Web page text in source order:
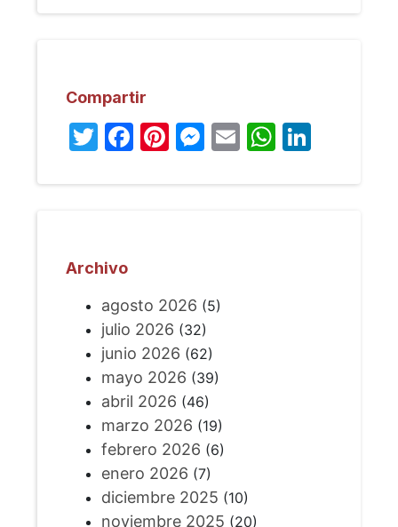
Compartir
Twitter
Facebook
Pinterest
Messenger
Email
Archivo
agosto 2026 (5)
julio 2026 (32)
junio 2026 (62)
mayo 2026 (39)
abril 2026 (46)
marzo 2026 (19)
febrero 2026 (6)
enero 2026 (7)
diciembre 2025 (10)
noviembre 2025 (20)